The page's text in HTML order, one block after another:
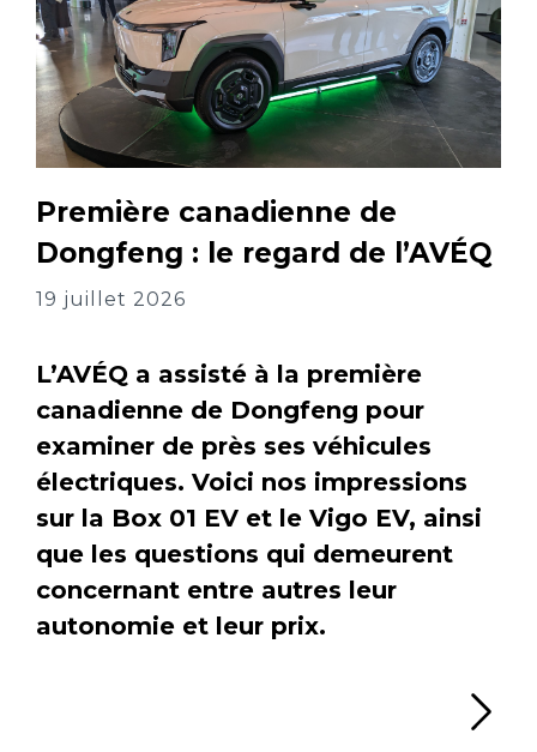
Première canadienne de
Dongfeng : le regard de l’AVÉQ
19 juillet 2026
L’AVÉQ a assisté à la première
canadienne de Dongfeng pour
examiner de près ses véhicules
électriques. Voici nos impressions
sur la Box 01 EV et le Vigo EV, ainsi
que les questions qui demeurent
concernant entre autres leur
autonomie et leur prix.